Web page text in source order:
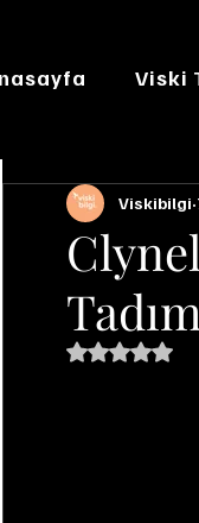
Viski
Viskibilgi
5